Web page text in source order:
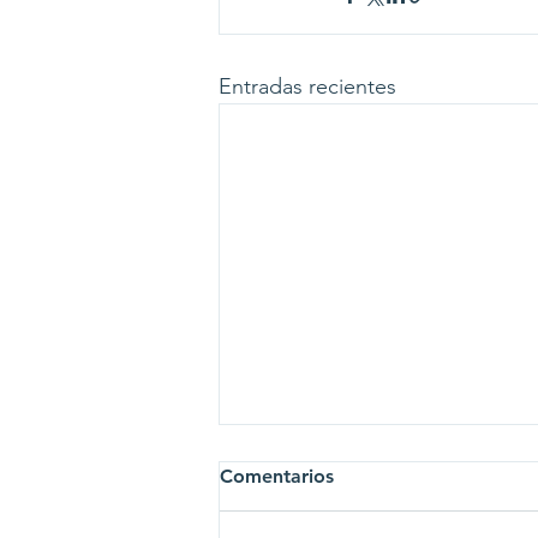
Entradas recientes
Comentarios